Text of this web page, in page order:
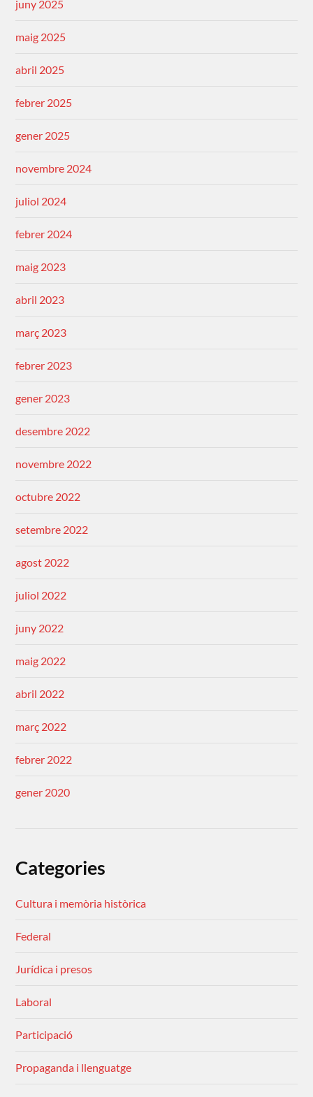
juny 2025
maig 2025
abril 2025
febrer 2025
gener 2025
novembre 2024
juliol 2024
febrer 2024
maig 2023
abril 2023
març 2023
febrer 2023
gener 2023
desembre 2022
novembre 2022
octubre 2022
setembre 2022
agost 2022
juliol 2022
juny 2022
maig 2022
abril 2022
març 2022
febrer 2022
gener 2020
Categories
Cultura i memòria històrica
Federal
Jurídica i presos
Laboral
Participació
Propaganda i llenguatge